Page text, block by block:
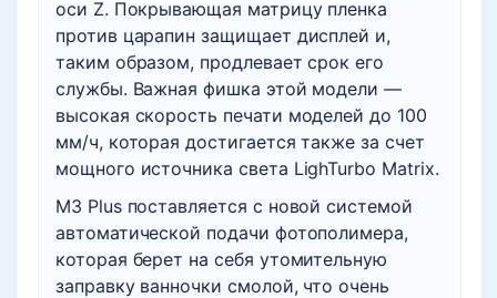
оси Z. Покрывающая матрицу пленка
против царапин защищает дисплей и,
таким образом, продлевает срок его
службы. Важная фишка этой модели —
высокая скорость печати моделей до 100
мм/ч, которая достигается также за счет
мощного источника света LighTurbo Matrix.
M3 Plus поставляется с новой системой
автоматической подачи фотополимера,
которая берет на себя утомительную
заправку ванночки смолой, что очень